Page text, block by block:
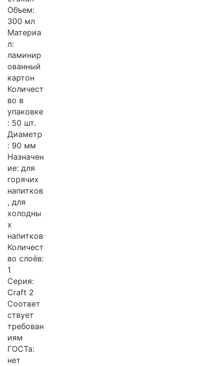
Объем:
300 мл
Материа
л:
ламинир
ованный
картон
Количест
во в
упаковке
: 50 шт.
Диаметр
: 90 мм
Назначен
ие: для
горячих
напитков
, для
холодны
х
напитков
Количест
во слоёв:
1
Серия:
Craft 2
Соответ
ствует
требован
иям
ГОСТа:
нет